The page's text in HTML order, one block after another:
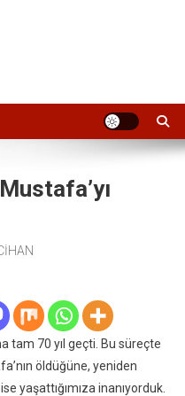
tam 70 yıl geçti. Bu süreçte
öldüğüne, yeniden
yaşattığımıza inanıyorduk.